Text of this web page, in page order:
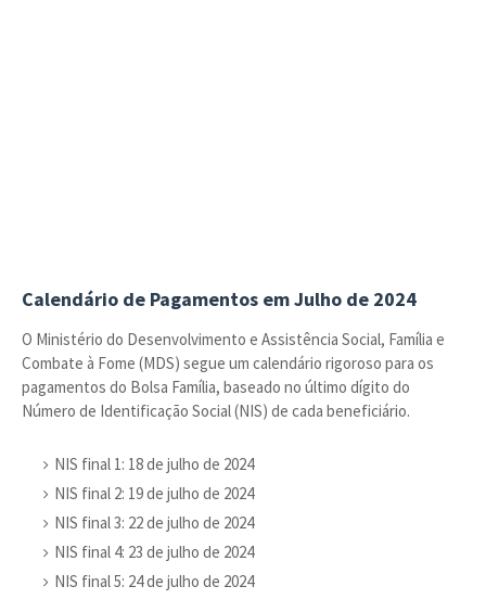
Calendário de Pagamentos em Julho de 2024
O Ministério do Desenvolvimento e Assistência Social, Família e
Combate à Fome (MDS) segue um calendário rigoroso para os
pagamentos do Bolsa Família, baseado no último dígito do
Número de Identificação Social (NIS) de cada beneficiário.
NIS final 1: 18 de julho de 2024
NIS final 2: 19 de julho de 2024
NIS final 3: 22 de julho de 2024
NIS final 4: 23 de julho de 2024
NIS final 5: 24 de julho de 2024